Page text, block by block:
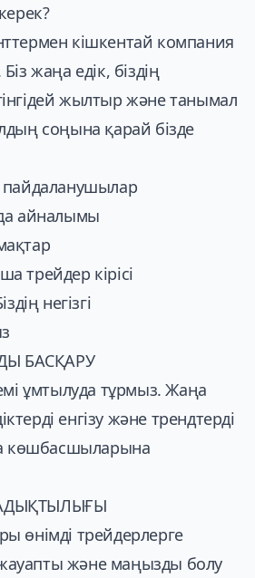
кішкентай компания
жаңа едік, біздің
жылтыр және танымал
соңына қарай бізде
пайдаланушылар
айналымы
трейдер кірісі
негізгі
БАСҚАРУ
ұмтылуда тұрмыз. Жаңа
енгізу және трендтерді
көшбасшыларына
өнімді трейдерлерге
және маңызды болу